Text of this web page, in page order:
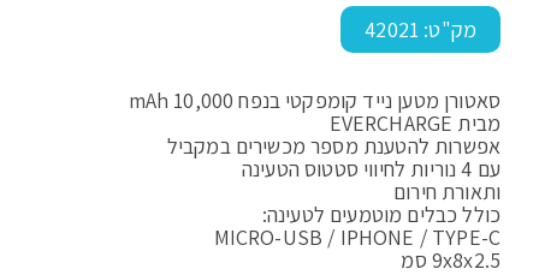
מק"ט: 42021
סאטורן מטען נייד קומפקטי בנפח 10,000 mAh
מבית EVERCHARGE
אפשרות להטענת מספר מכשירים במקביל
עם 4 נוריות לחיווי סטטוס הטעינה
ותאורת חירום
כולל כבלים מוטמעים לטעינה:
MICRO-USB / IPHONE / TYPE-C
9x8x2.5 סמ